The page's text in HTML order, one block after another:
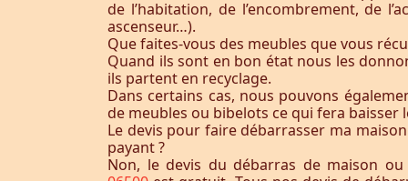
de l’habitation, de l’encombrement, de
ascenseur…).
Que faites-vous des meubles que vous
Quand ils sont en bon état nous les
ils partent en recyclage.
Dans certains cas, nous pouvons
de meubles ou bibelots ce qui fera baisser
Le devis pour faire débarrasser ma
payant ?
Non, le devis du débarras de maison